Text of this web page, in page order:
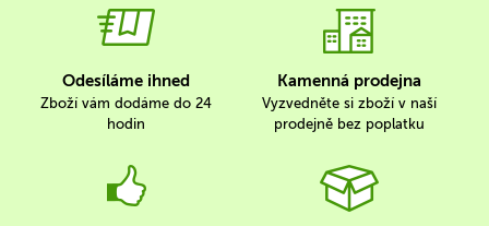
Odesíláme ihned
Zboží vám dodáme do 24
hodin
Kamenná prodejna
Vyzvedněte si zboží v naší
prodejně bez poplatku